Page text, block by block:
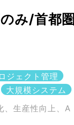
み/首都圏
ジェクト管理
大規模システム
、生産性向上、A